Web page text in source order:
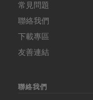
常見問題
聯絡我們
下載專區
友善連結
聯絡我們